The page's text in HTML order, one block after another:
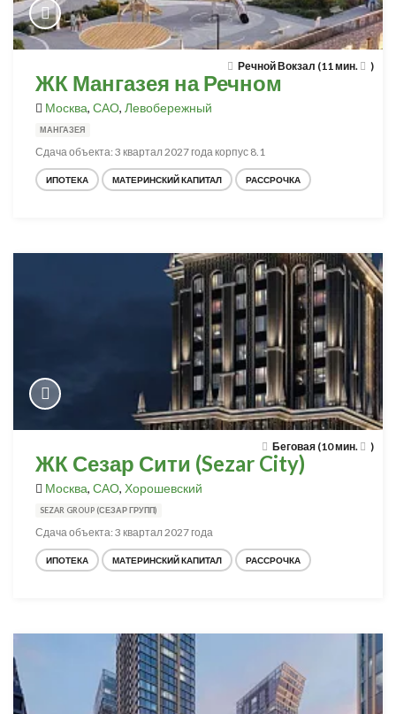
Речной Вокзал (11 мин. )
ЖК Мангазея на Речном
Москва, САО, Левобережный
МАНГАЗЕЯ
Сдача объекта: 3 квартал 2027 года корпус 8.1
ИПОТЕКА МАТЕРИНСКИЙ КАПИТАЛ РАССРОЧКА
Беговая (10 мин. )
ЖК Сезар Сити (Sezar City)
Москва, САО, Хорошевский
SEZAR GROUP (СЕЗАР ГРУПП)
Сдача объекта: 3 квартал 2027 года
ИПОТЕКА МАТЕРИНСКИЙ КАПИТАЛ РАССРОЧКА